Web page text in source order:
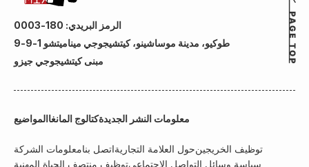
الرمز البريدي: 180-0003
طوكيو، مدينة موساشينو، كيتشيجوجي ميناميتشو 1-9-9
مبنى كيتشيجوجي جيزو
المواضيعكتالوج المانغامعلومات النشر الجديدة
معلومات الشركةاتصل بناحول العلامة التجاريةتوظيف الخريجين
توظيف منتصف الحياة المهنيةسياسة وسائل التواصل الاجتماعي